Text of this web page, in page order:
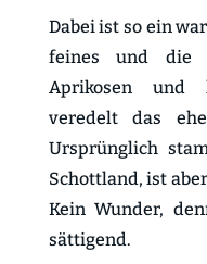
Dabei ist so ein
feines und die
Aprikosen und
veredelt das
Ursprünglich
Schottland, ist
Kein Wunder,
sättigend.